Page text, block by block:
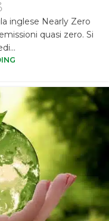
inglese Nearly Zero
quasi zero. Si